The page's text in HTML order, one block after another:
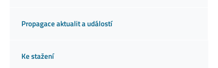
Propagace aktualit a událostí
Ke stažení